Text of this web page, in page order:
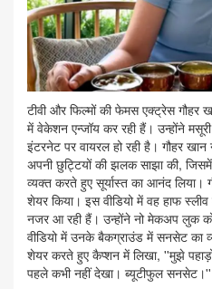
टीवी और फिल्मों की फेमस एक्ट्रेस गौहर
में वेकेशन एन्जॉय कर रही हैं। उन्होंने
इंटरनेट पर वायरल हो रही है। गौहर
अपनी छुट्टियों की झलक साझा की, जिसमें
व्यक्त करते हुए सूर्यास्त का आनंद लिया।
शेयर किया। इस वीडियो में वह हाफ
नजर आ रही हैं। उन्होंने नो मेकअप लुक
वीडियो में उनके बैकग्राउंड में सनसेट का
शेयर करते हुए कैप्शन में लिखा, ''मुझे
पहले कभी नहीं देखा। ब्यूटीफुल सनसेट।''